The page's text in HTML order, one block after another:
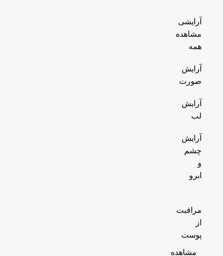
آرایشی
مشاهده
همه
آرایش
صورت
آرایش
لب
آرایش
چشم
و
ابرو
مراقبت
از
پوست
مشاهده